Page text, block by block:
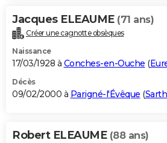
Jacques ELEAUME (71 ans)
Créer une cagnotte obsèques
Naissance
17/03/1928 à Conches-en-Ouche (
Décès
09/02/2000 à Parigné-l'Évêque (
Robert ELEAUME (88 ans)